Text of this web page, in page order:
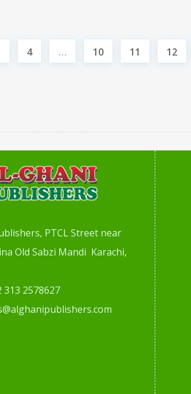
4 … 10 11 12
PTCL Street near
Old Sabzi Mandi Karachi,
313 2578627